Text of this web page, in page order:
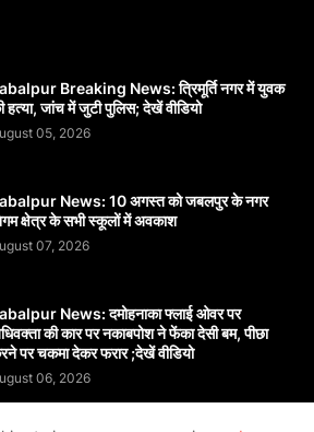
Breaking News: त्रिमूर्ति नगर में युवक
हत्या, जांच में जुटी पुलिस; देखें वीडियो
05, 2026
News: 10 अगस्त को जबलपुर के नगर
क्षेत्र के सभी स्कूलों में अवकाश
07, 2026
News: दमोहनाका फ्लाई ओवर पर
की कार पर नकाबपोश ने फेंका देसी बम, पीछा
पर चकमा देकर फरार ;देखें वीडियो
06, 2026